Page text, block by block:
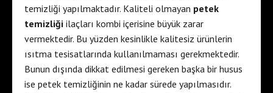
temizliği yapılmaktadır. Kaliteli olmayan petek
temizliği ilaçları kombi içerisine büyük zarar
vermektedir. Bu yüzden kesinlikle kalitesiz ürünlerin
ısıtma tesisatlarında kullanılmaması gerekmektedir.
Bunun dışında dikkat edilmesi gereken başka bir husus
ise petek temizliğinin ne kadar sürede yapılmasıdır.